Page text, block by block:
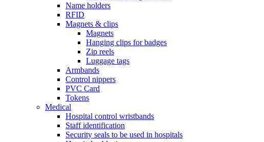
Name holders
RFID
Magnets & clips
Magnets
Hanging clips for badges
Zip reels
Luggage tags
Armbands
Control nippers
PVC Card
Tokens
Medical
Hospital control wristbands
Staff identification
Security seals to be used in hospitals